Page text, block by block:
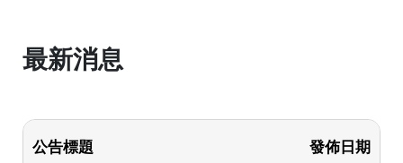
最新消息
公告標題 發佈日期